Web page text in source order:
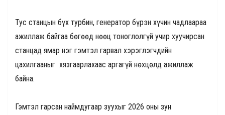
Тус станцын бүх турбин, генератор бүрэн хүчин чадлаараа
ажиллаж байгаа бөгөөд нөөц тоноглолгүй учир хуучирсан
станцад ямар нэг гэмтэл гарвал хэрэглэгчдийн
цахилгааныг хязгаарлахаас аргагүй нөхцөлд ажиллаж
байна.
Гэмтэл гарсан наймдугаар зуухыг 2026 оны зун